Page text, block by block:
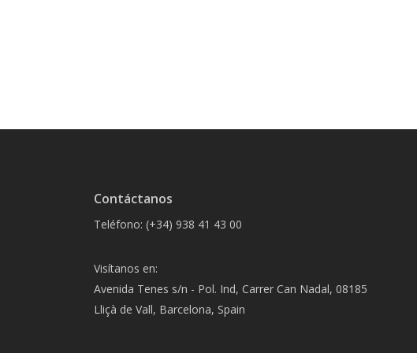
Contáctanos
Teléfono: (+34) 938 41 43 00
Visítanos en:
Avenida Tenes s/n - Pol. Ind, Carrer Can Nadal, 08185
Lliçà de Vall, Barcelona, Spain